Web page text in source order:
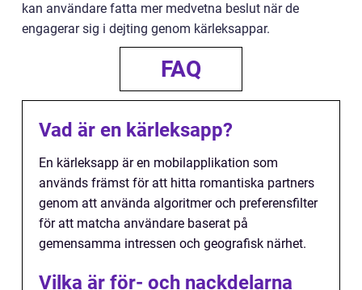
kan användare fatta mer medvetna beslut när de
engagerar sig i dejting genom kärleksappar.
FAQ
Vad är en kärleksapp?
En kärleksapp är en mobilapplikation som
används främst för att hitta romantiska partners
genom att använda algoritmer och preferensfilter
för att matcha användare baserat på
gemensamma intressen och geografisk närhet.
Vilka är för- och nackdelarna